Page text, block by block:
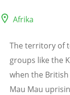
Afrika
The territory of
groups like the
when the
Mau Mau